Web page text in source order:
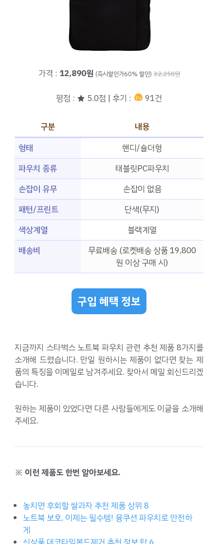
가격 : 12,890원 (즉시할인가60% 할인) 32,250원
평점 : ★ 5.0점 | 후기 : 91건
구분
내용
형태
핸디/숄더형
파우치 종류
태블릿PC파우치
손잡이 유무
손잡이 없음
패턴/프린트
단색(무지)
색상계열
블랙계열
배송비
무료배송 (로켓배송 상품 19,800
원 이상 구매 시)
구입 혜택 정보
지금까지 스타벅스 노트북 파우치 관련 추천 제품 8가지를
소개해 드렸습니다. 만일 원하시는 제품이 없다면 찾는 제
품의 특징을 이메일로 남겨주세요. 찾아서 메일 회신드리겠
습니다.
원하는 제품이 있었다면 다른 사람들에게도 이글을 소개해
주세요.
※ 이런 제품도 한번 알아보세요.
놓치면 후회할 쌀과자 추천 제품 상위 8
노트북 보호, 이제는 필수템! 융쿠션 파우치로 안전하
게